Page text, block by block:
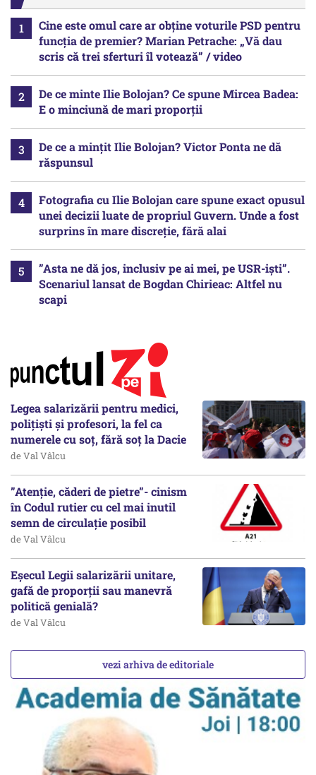
Cine este omul care ar obține voturile PSD pentru
funcția de premier? Marian Petrache: „Vă dau
scris că trei sferturi îl votează” / video
De ce minte Ilie Bolojan? Ce spune Mircea Badea:
E o minciună de mari proporții
De ce a mințit Ilie Bolojan? Victor Ponta ne dă
răspunsul
Fotografia cu Ilie Bolojan care spune exact opusul
unei decizii luate de propriul Guvern. Unde a fost
surprins în mare discreție, fără alai
”Asta ne dă jos, inclusiv pe ai mei, pe USR-iști”.
Scenariul lansat de Bogdan Chirieac: Altfel nu
scapi
Legea salarizării pentru medici,
polițiști și profesori, la fel ca
numerele cu soț, fără soț la Dacie
de Val Vâlcu
”Atenție, căderi de pietre”- cinism
în Codul rutier cu cel mai inutil
semn de circulație posibil
de Val Vâlcu
Eșecul Legii salarizării unitare,
gafă de proporții sau manevră
politică genială?
de Val Vâlcu
vezi arhiva de editoriale